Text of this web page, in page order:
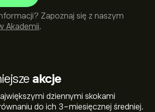
akcje
dziennymi skokami
do ich 3-miesięcznej średniej.
Zapoznaj się z naszym
Akademii.